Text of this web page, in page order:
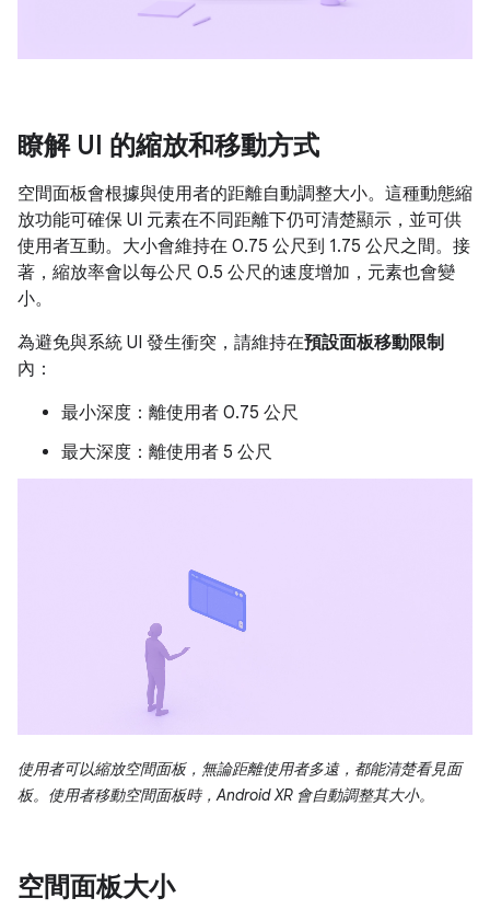
瞭解 UI 的縮放和移動方式
空間面板會根據與使用者的距離自動調整大小。這種動態縮
放功能可確保 UI 元素在不同距離下仍可清楚顯示，並可供
使用者互動。大小會維持在 0.75 公尺到 1.75 公尺之間。接
著，縮放率會以每公尺 0.5 公尺的速度增加，元素也會變
小。
為避免與系統 UI 發生衝突，請維持在預設面板移動限制
內：
最小深度：離使用者 0.75 公尺
最大深度：離使用者 5 公尺
使用者可以縮放空間面板，無論距離使用者多遠，都能清楚看見面
板。使用者移動空間面板時，Android XR 會自動調整其大小。
空間面板大小